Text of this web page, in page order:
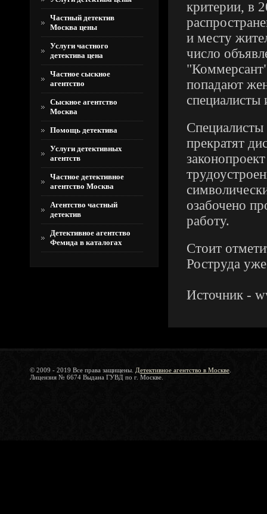
Частный детектив
Москва цены
Услуги частного
детектива цена
Частное сыскное
агентство
Сыскное агентство
Москва
Помощь детектива
Услуги детективных
агентств
Частное детективное
агентство Москва
Агентство частный
детектив
Детективное агентство
Фемида в каталогах
критерии, в
и месту
число
попадают
специалисты
Специалисты
прекратят
озабочено
работу.
Стоит
Роструда
Источник -
© 2009 - 2019 Все права защищены. Детективное агентство в Москве
Лицензия № 6674 Выдана ГУВД по г. Москве.